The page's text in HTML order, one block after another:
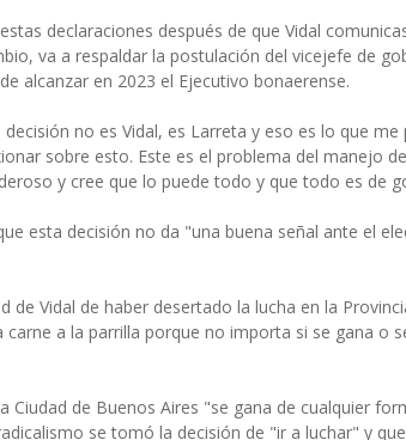
declaraciones después de que Vidal
va a respaldar la postulación del vicejefe de
alcanzar en 2023 el Ejecutivo bonaerense.
no es Vidal, es Larreta y eso es lo que
sobre esto. Este es el problema del manejo
y cree que lo puede todo y que todo es de
esta decisión no da "una buena señal ante el
de Vidal de haber desertado la lucha en la
a la parrilla porque no importa si se gana o
Ciudad de Buenos Aires "se gana de cualquier
se tomó la decisión de "ir a luchar" y